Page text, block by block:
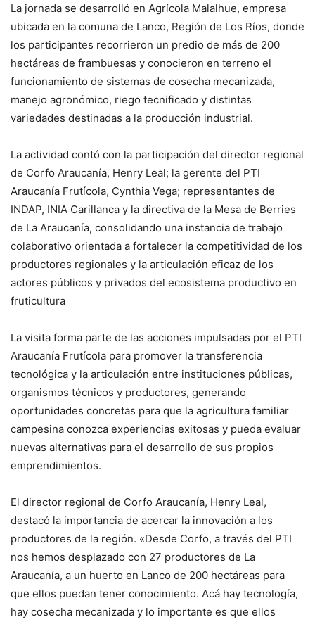
La jornada se desarrolló en Agrícola Malalhue, empresa
ubicada en la comuna de Lanco, Región de Los Ríos, donde
los participantes recorrieron un predio de más de 200
hectáreas de frambuesas y conocieron en terreno el
funcionamiento de sistemas de cosecha mecanizada,
manejo agronómico, riego tecnificado y distintas
variedades destinadas a la producción industrial.
La actividad contó con la participación del director regional
de Corfo Araucanía, Henry Leal; la gerente del PTI
Araucanía Frutícola, Cynthia Vega; representantes de
INDAP, INIA Carillanca y la directiva de la Mesa de Berries
de La Araucanía, consolidando una instancia de trabajo
colaborativo orientada a fortalecer la competitividad de los
productores regionales y la articulación eficaz de los
actores públicos y privados del ecosistema productivo en
fruticultura
La visita forma parte de las acciones impulsadas por el PTI
Araucanía Frutícola para promover la transferencia
tecnológica y la articulación entre instituciones públicas,
organismos técnicos y productores, generando
oportunidades concretas para que la agricultura familiar
campesina conozca experiencias exitosas y pueda evaluar
nuevas alternativas para el desarrollo de sus propios
emprendimientos.
El director regional de Corfo Araucanía, Henry Leal,
destacó la importancia de acercar la innovación a los
productores de la región. «Desde Corfo, a través del PTI
nos hemos desplazado con 27 productores de La
Araucanía, a un huerto en Lanco de 200 hectáreas para
que ellos puedan tener conocimiento. Acá hay tecnología,
hay cosecha mecanizada y lo importante es que ellos